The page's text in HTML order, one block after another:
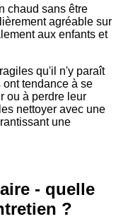
chaud sans être
agréable sur
aux enfants et
qu'il n'y paraît
tendance à se
ou à perdre leur
nettoyer avec une
une
- quelle
?